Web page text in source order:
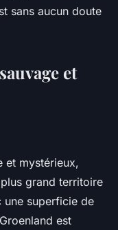
sans aucun doute
et
et mystérieux,
grand territoire
une superficie de
est